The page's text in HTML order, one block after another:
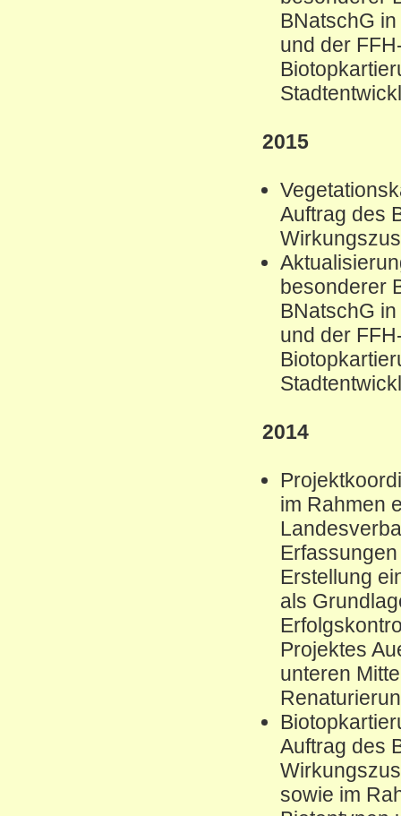
BNatschG
und der
2015
Auftrag des
besonderer
BNatschG
und der
2014
im Rahmen
Erstellung
als
Projektes
unteren
Auftrag des
sowie im